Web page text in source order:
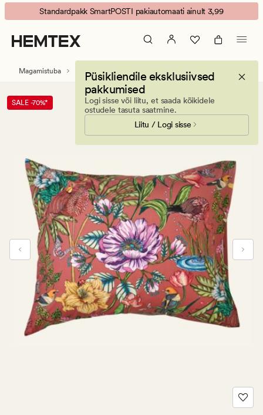
NW
Tropical
Loveland
padjapüür
roosa
Animated
banner.
Press
ESCAPE
Standardpakk SmartPOSTI pakiautomaati ainult 3,99
Püsikliendile eksklusiivsed
pakkumised
Logi sisse või liitu, et saada kõikidele
ostudele tasuta saatmine.
Liitu / Logi sisse
Magamistuba Padjapüürid Perkalpuuvillased padjapüürid
SALE -70%*